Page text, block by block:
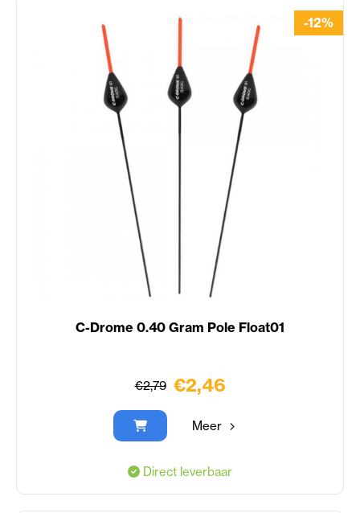
C-Drome 0.40 Gram Pole Float01
€2,79
-12%
€2,46
Meer
Direct leverbaar